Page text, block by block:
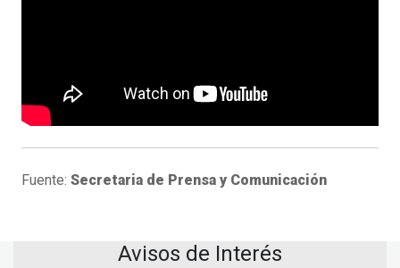
Fuente: Secretaria de Prensa y Comunicación
Avisos de Interés